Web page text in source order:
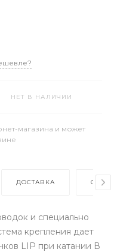
НЕТ В НАЛИЧИИ
магазина и может
ДОСТАВКА
и специально
крепления дает
LIP при катании В